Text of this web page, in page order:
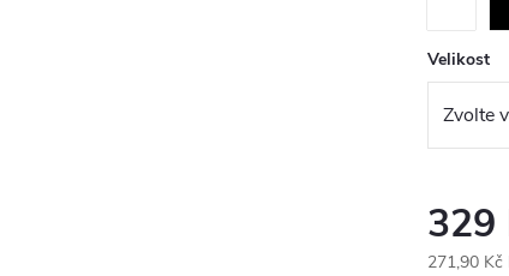
Velikost
329
271,90 Kč